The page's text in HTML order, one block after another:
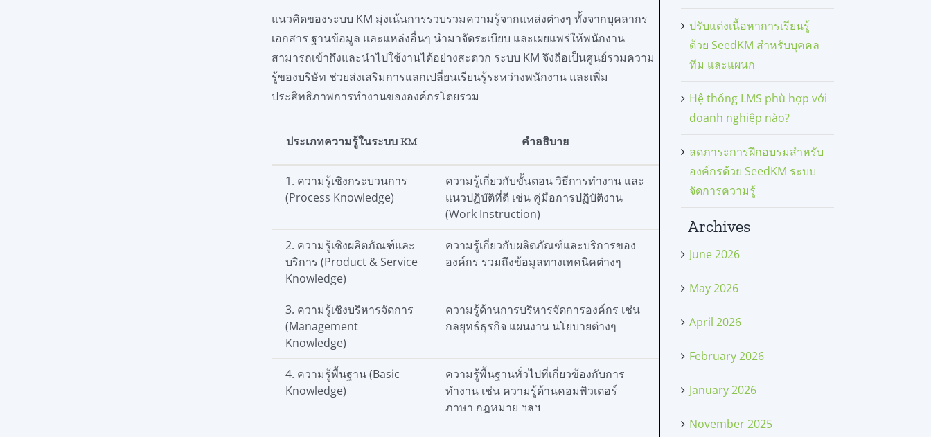
แนวคิดของระบบ KM มุ่งเน้นการรวบรวมความรู้จากแหล่งต่างๆ ทั้งจากบุคลากร
เอกสาร ฐานข้อมูล และแหล่งอื่นๆ นำมาจัดระเบียบ และเผยแพร่ให้พนักงาน
สามารถเข้าถึงและนำไปใช้งานได้อย่างสะดวก ระบบ KM จึงถือเป็นศูนย์รวมความ
รู้ของบริษัท ช่วยส่งเสริมการแลกเปลี่ยนเรียนรู้ระหว่างพนักงาน และเพิ่ม
ประสิทธิภาพการทำงานขององค์กรโดยรวม
ประเภทความรู้ในระบบ KM คำอธิบาย
1. ความรู้เชิงกระบวนการ
(Process Knowledge)
ความรู้เกี่ยวกับขั้นตอน วิธีการทำงาน และ
แนวปฏิบัติที่ดี เช่น คู่มือการปฏิบัติงาน
(Work Instruction)
2. ความรู้เชิงผลิตภัณฑ์และ
บริการ (Product & Service
Knowledge)
ความรู้เกี่ยวกับผลิตภัณฑ์และบริการของ
องค์กร รวมถึงข้อมูลทางเทคนิคต่างๆ
3. ความรู้เชิงบริหารจัดการ
(Management
Knowledge)
ความรู้ด้านการบริหารจัดการองค์กร เช่น
กลยุทธ์ธุรกิจ แผนงาน นโยบายต่างๆ
4. ความรู้พื้นฐาน (Basic
Knowledge)
ความรู้พื้นฐานทั่วไปที่เกี่ยวข้องกับการ
ทำงาน เช่น ความรู้ด้านคอมพิวเตอร์
ภาษา กฎหมาย ฯลฯ
ปรับแต่งเนื้อหาการเรียนรู้
ด้วย SeedKM สำหรับบุคคล
ทีม และแผนก
Hệ thống LMS phù hợp với
doanh nghiệp nào?
ลดภาระการฝึกอบรมสำหรับ
องค์กรด้วย SeedKM ระบบ
จัดการความรู้
Archives
June 2026
May 2026
April 2026
February 2026
January 2026
November 2025